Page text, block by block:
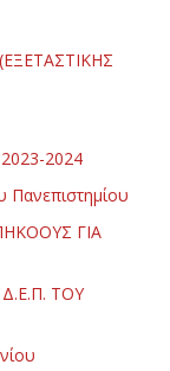
2024
Πανεπιστημίου
ΓΙΑ
ΤΟΥ